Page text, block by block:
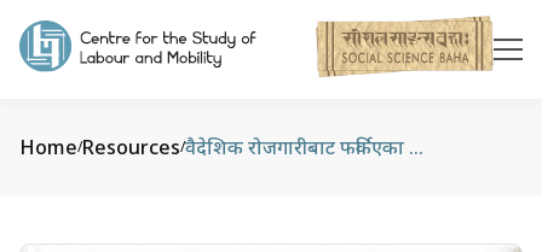
Home/Resources/ वैदेशिक रोजगारीबाट फर्किएका व्यक्तिको लागि पुनःएकिकरण कार्यक्रम (सञ्चालन तथा व्यवस्थापन) निर्देशिका, २०७९